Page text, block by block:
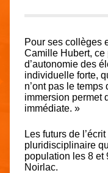
Pour ses collèges
Camille Hubert, ce
d’autonomie des
individuelle forte,
n’ont pas le temps
immersion permet
immédiate. »
Les futurs de
pluridisciplinaire
population les 8 et
Noirlac.